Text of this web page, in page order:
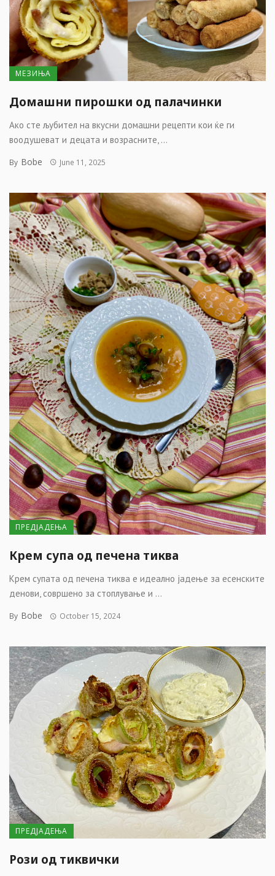
МЕЗИЊА
Домашни пирошки од палачинки
Ако сте љубител на вкусни домашни рецепти кои ќе ги
воодушеват и децата и возрасните, ...
By Bobe June 11, 2025
ПРЕДЈАДЕЊА
Крем супа од печена тиква
Крем супата од печена тиква е идеално јадење за есенските
денови, совршено за стоплување и ...
By Bobe October 15, 2024
ПРЕДЈАДЕЊА
Рози од тиквички